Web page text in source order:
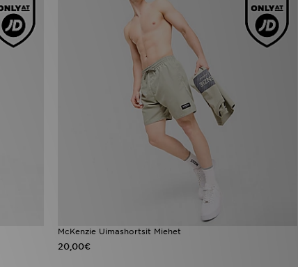
McKenzie Uimashortsit Miehet
20,00€